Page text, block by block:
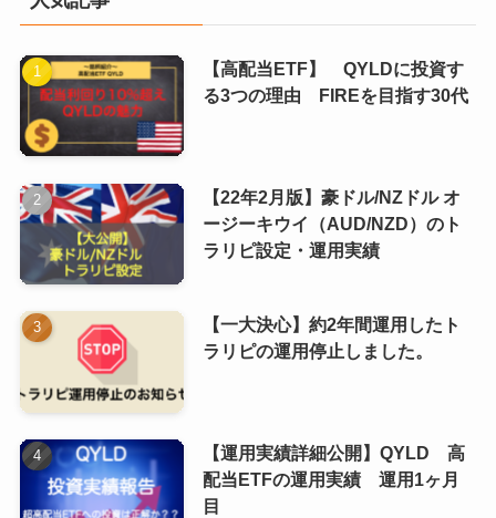
【高配当ETF】 QYLDに投資す
る3つの理由 FIREを目指す30代
【22年2月版】豪ドル/NZドル オ
ージーキウイ（AUD/NZD）のト
ラリピ設定・運用実績
【一大決心】約2年間運用したト
ラリピの運用停止しました。
【運用実績詳細公開】QYLD 高
配当ETFの運用実績 運用1ヶ月
目